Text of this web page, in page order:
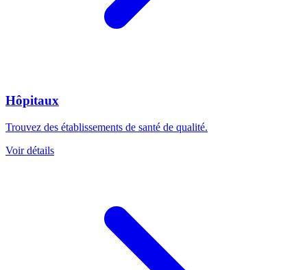
Hôpitaux
Trouvez des établissements de santé de qualité.
Voir détails